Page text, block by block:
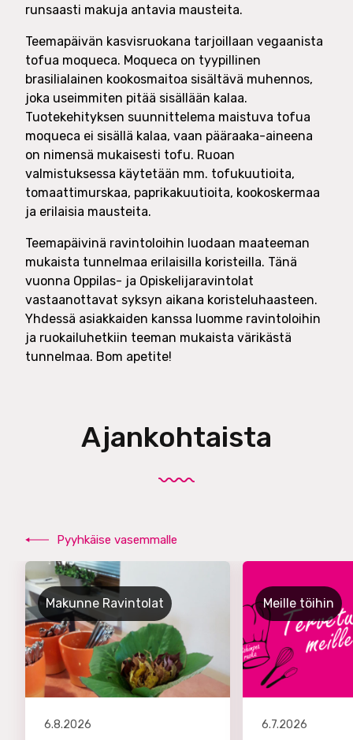
runsaasti makuja antavia mausteita.
Teemapäivän kasvisruokana tarjoillaan vegaanista
tofua moqueca. Moqueca on tyypillinen
brasilialainen kookosmaitoa sisältävä muhennos,
joka useimmiten pitää sisällään kalaa.
Tuotekehityksen suunnittelema maistuva tofua
moqueca ei sisällä kalaa, vaan pääraaka-aineena
on nimensä mukaisesti tofu. Ruoan
valmistuksessa käytetään mm. tofukuutioita,
tomaattimurskaa, paprikakuutioita, kookoskermaa
ja erilaisia mausteita.
Teemapäivinä ravintoloihin luodaan maateeman
mukaista tunnelmaa erilaisilla koristeilla. Tänä
vuonna Oppilas- ja Opiskelijaravintolat
vastaanottavat syksyn aikana koristeluhaasteen.
Yhdessä asiakkaiden kanssa luomme ravintoloihin
ja ruokailuhetkiin teeman mukaista värikästä
tunnelmaa. Bom apetite!
Ajankohtaista
Pyyhkäise vasemmalle
Makunne Ravintolat
6.8.2026
Meille töihin
6.7.2026